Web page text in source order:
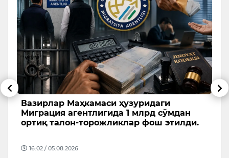
Вазирлар Маҳкамаси ҳузуридаги
Миграция агентлигида 1 млрд сўмдан
ортиқ талон-торожликлар фош этилди.
16:02 / 05.08.2026